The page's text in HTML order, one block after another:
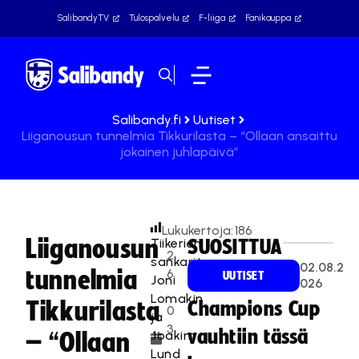
SalibandyTV Tulospalvelu F-liiga Fanikauppa
Salibandy.fi
Uutiset
Liiganousun tunnelmia Tikkurilasta – “Ollaan ansaittu
jokainen juhlapäivä”
Liiganousun
tunnelmia
Tikkurilasta
– “Ollaan
2
6
.
0
3
.
Lukukertoja:186
Tiikerien
sankarit
Joni
Lomakin
ja
Joakim
Lund
SUOSITTUA
UUTISET
02.08.2
026
Champions Cup
vauhtiin tässä